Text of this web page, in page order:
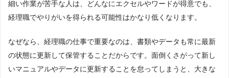
細い作業が苦手な人は、どんなにエクセルやワードが得意でも、
経理職でやりがいを得られる可能性はかなり低くなります。
なぜなら、経理職の仕事で重要なのは、書類やデータも常に最新
の状態に更新して保管することだからです。面倒くさがって新し
いマニュアルやデータに更新することを怠ってしまうと、大きな